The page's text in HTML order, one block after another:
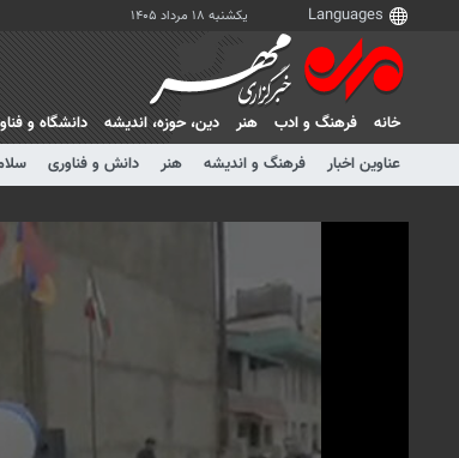
یکشنبه ۱۸ مرداد ۱۴۰۵
خانه فرهنگ و ادب هنر دين، حوزه، انديشه دانشگاه و
عناوین اخبار
فرهنگ و اندیشه هنر دانش و فناوری